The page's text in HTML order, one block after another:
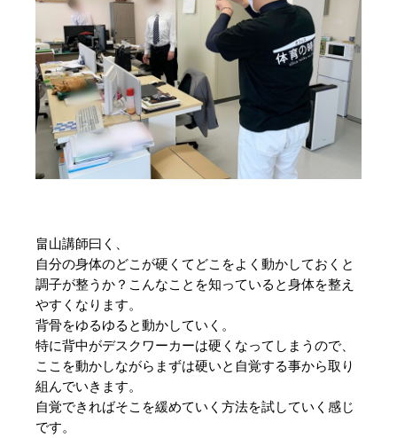
畠山講師曰く、
自分の身体のどこが硬くてどこをよく動かしておくと
調子が整うか？こんなことを知っていると身体を整え
やすくなります。
背骨をゆるゆると動かしていく。
特に背中がデスクワーカーは硬くなってしまうので、
ここを動かしながらまずは硬いと自覚する事から取り
組んでいきます。
自覚できればそこを緩めていく方法を試していく感じ
です。